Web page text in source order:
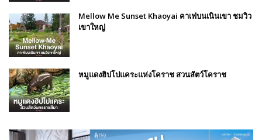
Mellow Me Sunset Khaoyai คาเฟ่บนเนินเขา ชมวิว
เขาใหญ่
หมูแดงฮิปโปแคระแห่งโคราช สวนสัตว์โคราช